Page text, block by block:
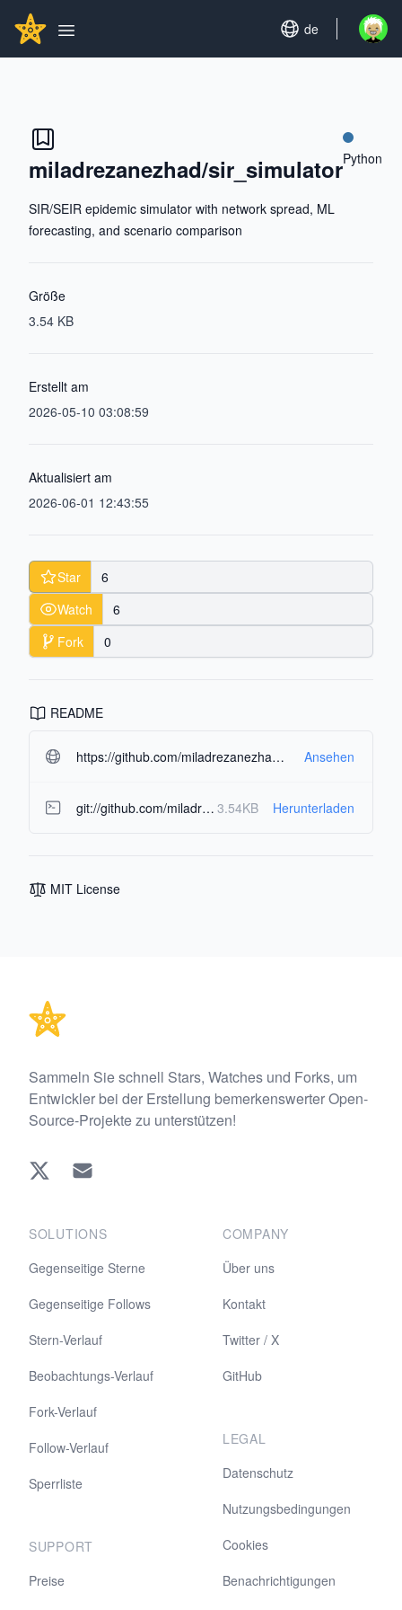
GITHUBSTAR
Open main menu
Set language
de Open
miladrezanezhad/sir_simulatorPython
SIR/SEIR epidemic simulator with network spread, ML
forecasting, and scenario comparison
Größe
3.54 KB
Erstellt am
2026-05-10 03:08:59
Aktualisiert am
2026-06-01 12:43:55
Star
6
Watch
6
Fork
0
README
https://github.com/miladrezanezhad/sir_simulator.git#readme-ov-file Ansehen
git://github.com/miladrezanezhad/sir_simulator.git 3.54KB Herunterladen
MIT License
Sammeln Sie schnell Stars, Watches und Forks, um
Entwickler bei der Erstellung bemerkenswerter Open-
Source-Projekte zu unterstützen!
Twitter EMAIL
SOLUTIONS
Gegenseitige Sterne
Gegenseitige Follows
Stern-Verlauf
Beobachtungs-Verlauf
Fork-Verlauf
Follow-Verlauf
Sperrliste
SUPPORT
Preise
COMPANY
Über uns
Kontakt
Twitter / X
GitHub
LEGAL
Datenschutz
Nutzungsbedingungen
Cookies
Benachrichtigungen